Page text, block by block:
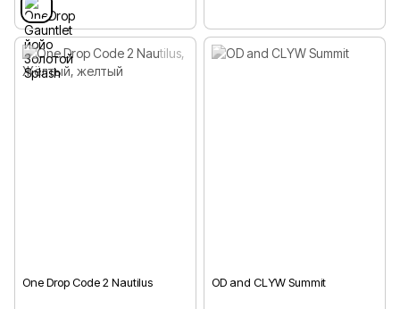
One Drop Code 2 Nautilus OD and CLYW Summit